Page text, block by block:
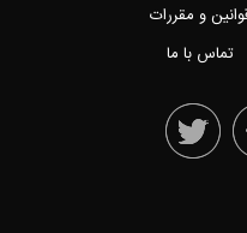
و مقررات
تماس با ما